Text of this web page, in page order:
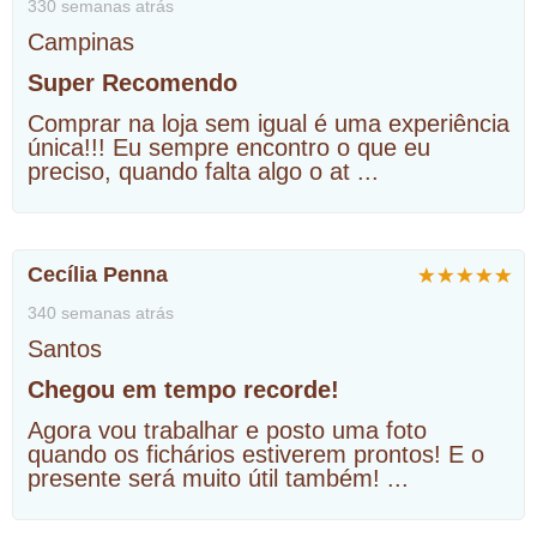
330 semanas atrás
Campinas
Super Recomendo
Comprar na loja sem igual é uma experiência
única!!! Eu sempre encontro o que eu
preciso, quando falta algo o at ...
Cecília Penna
340 semanas atrás
Santos
Chegou em tempo recorde!
Agora vou trabalhar e posto uma foto
quando os fichários estiverem prontos! E o
presente será muito útil também! ...